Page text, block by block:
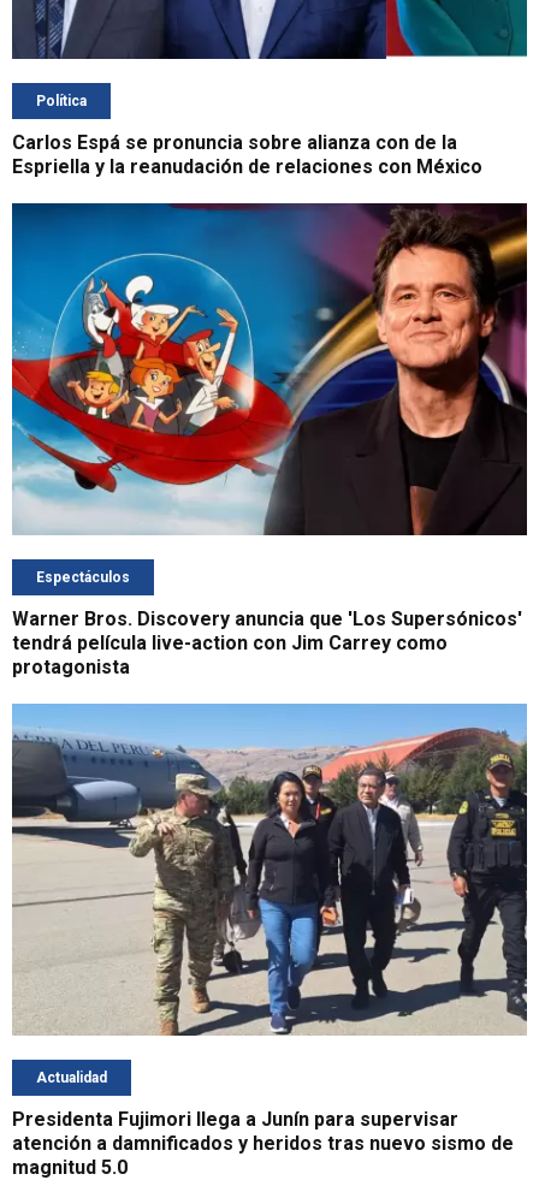
Política
Carlos Espá se pronuncia sobre alianza con de la
Espriella y la reanudación de relaciones con México
Espectáculos
Warner Bros. Discovery anuncia que 'Los Supersónicos'
tendrá película live-action con Jim Carrey como
protagonista
Actualidad
Presidenta Fujimori llega a Junín para supervisar
atención a damnificados y heridos tras nuevo sismo de
magnitud 5.0